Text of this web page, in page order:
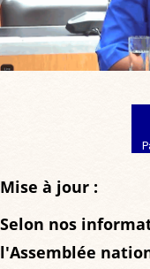
Mise à jour :
Selon nos
l'Assemblée